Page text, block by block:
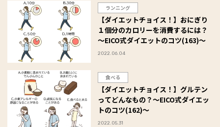
ランニング
【ダイエットチョイス！】おにぎり
１個分のカロリーを消費するには？
～EICO式ダイエットのコツ(163)～
2022.06.04
食べる
【ダイエットチョイス！】グルテン
ってどんなもの？～EICO式ダイエッ
トのコツ(162)～
2022.05.31